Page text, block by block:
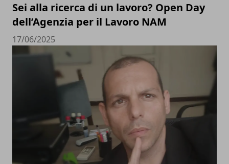
Sei alla ricerca di un lavoro? Open Day
dell’Agenzia per il Lavoro NAM
17/06/2025